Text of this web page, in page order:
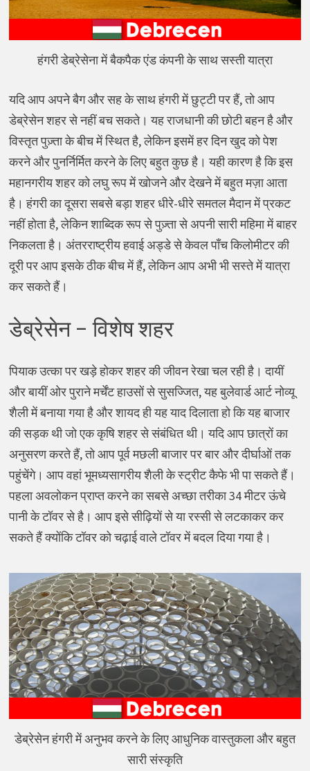
हंगरी डेब्रेसेना में बैकपैक एंड कंपनी के साथ सस्ती यात्रा
यदि आप अपने बैग और सह के साथ हंगरी में छुट्टी पर हैं, तो आप
डेब्रेसेन शहर से नहीं बच सकते। यह राजधानी की छोटी बहन है और
विस्तृत पुज़्ता के बीच में स्थित है, लेकिन इसमें हर दिन खुद को पेश
करने और पुनर्निर्मित करने के लिए बहुत कुछ है। यही कारण है कि इस
महानगरीय शहर को लघु रूप में खोजने और देखने में बहुत मज़ा आता
है। हंगरी का दूसरा सबसे बड़ा शहर धीरे-धीरे समतल मैदान में प्रकट
नहीं होता है, लेकिन शाब्दिक रूप से पुज़्ता से अपनी सारी महिमा में बाहर
निकलता है। अंतरराष्ट्रीय हवाई अड्डे से केवल पाँच किलोमीटर की
दूरी पर आप इसके ठीक बीच में हैं, लेकिन आप अभी भी सस्ते में यात्रा
कर सकते हैं।
डेब्रेसेन – विशेष शहर
पियाक उत्का पर खड़े होकर शहर की जीवन रेखा चल रही है। दायीं
और बायीं ओर पुराने मर्चेंट हाउसों से सुसज्जित, यह बुलेवार्ड आर्ट नोव्यू
शैली में बनाया गया है और शायद ही यह याद दिलाता हो कि यह बाजार
की सड़क थी जो एक कृषि शहर से संबंधित थी। यदि आप छात्रों का
अनुसरण करते हैं, तो आप पूर्व मछली बाजार पर बार और दीर्घाओं तक
पहुंचेंगे। आप वहां भूमध्यसागरीय शैली के स्ट्रीट कैफे भी पा सकते हैं।
पहला अवलोकन प्राप्त करने का सबसे अच्छा तरीका 34 मीटर ऊंचे
पानी के टॉवर से है। आप इसे सीढ़ियों से या रस्सी से लटकाकर कर
सकते हैं क्योंकि टॉवर को चढ़ाई वाले टॉवर में बदल दिया गया है।
डेब्रेसेन हंगरी में अनुभव करने के लिए आधुनिक वास्तुकला और बहुत
सारी संस्कृति